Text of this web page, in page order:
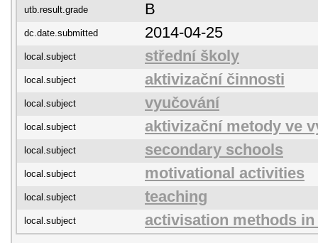
utb.result.grade B
dc.date.submitted 2014-04-25
local.subject střední školy
local.subject aktivizační činnosti
local.subject vyučování
local.subject aktivizační metody ve
local.subject secondary schools
local.subject motivational activities
local.subject teaching
local.subject activisation methods